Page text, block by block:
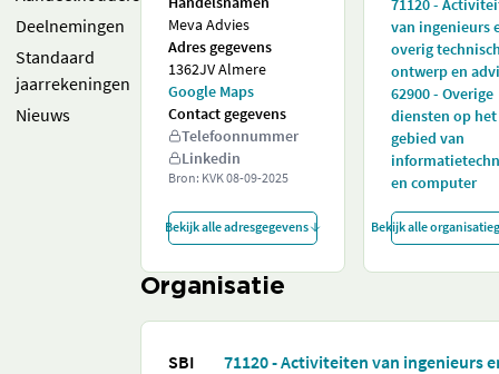
Deelnemingen
Standaard
jaarrekeningen
Nieuws
Meva Advies
Adres gegevens
1362JV Almere
Google Maps
Contact gegevens
Telefoonnummer
Linkedin
Bron: KVK08-09-2025
Bekijk alle adresgegevens
71120 -
van ingenieurs
overig
ontwerp en
62900 - Overige
diensten op het
gebied van
en computer
Bekijk alle
Organisatie
SBI
71120 - Activiteiten van ingenieurs